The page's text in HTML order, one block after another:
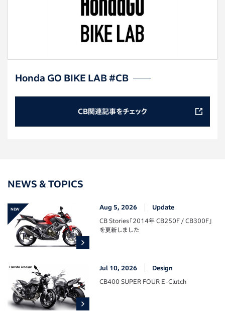
Honda GO BIKE LAB #CB
CB関連記事をチェック
NEWS & TOPICS
Aug 5, 2026 Update
CB Stories「2014年 CB250F / CB300F」
を更新しました
Jul 10, 2026 Design
CB400 SUPER FOUR E-Clutch